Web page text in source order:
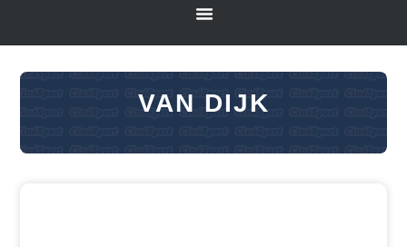
VAN DIJK